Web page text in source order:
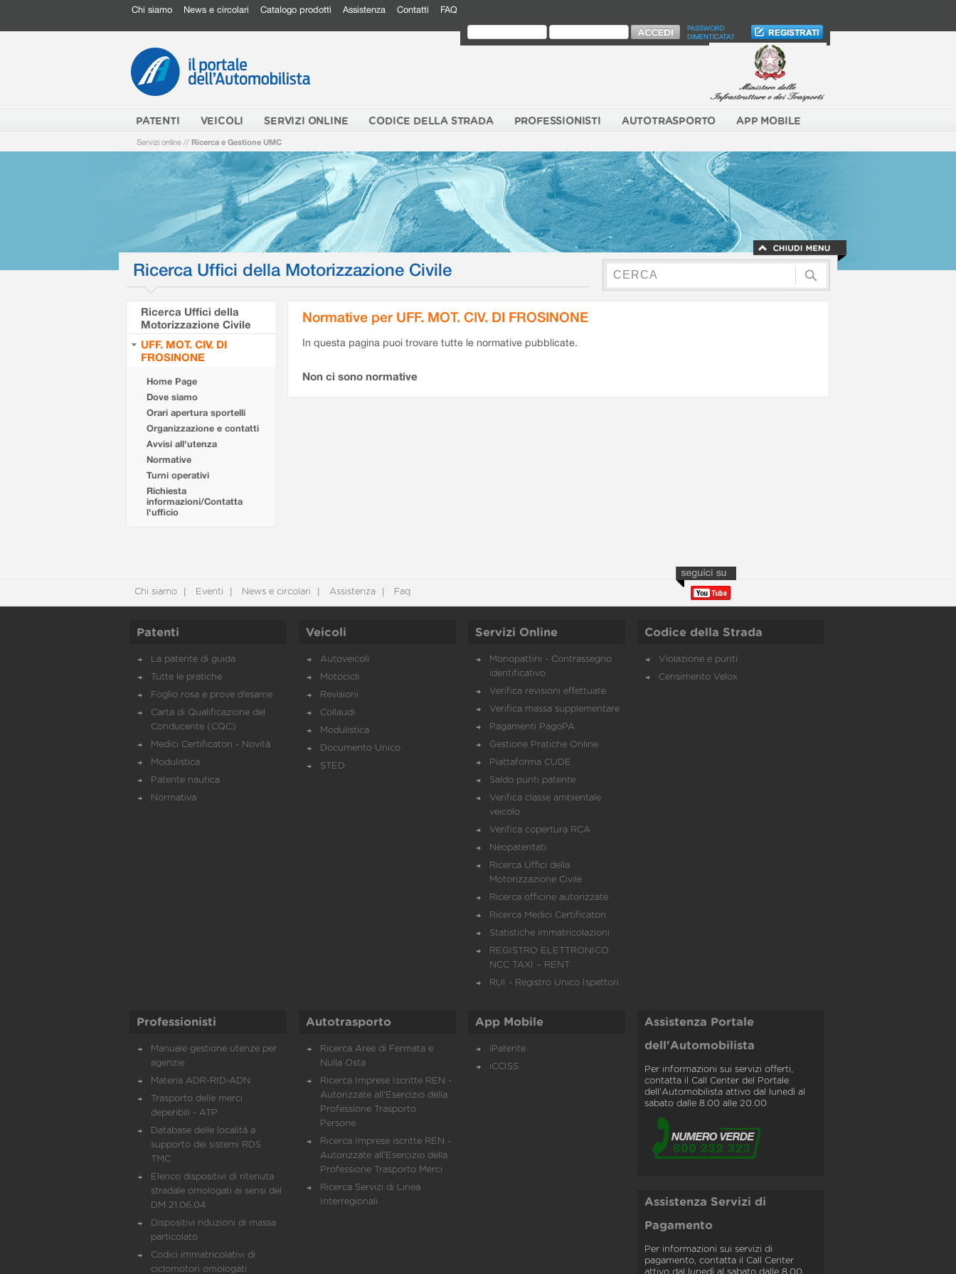
Chi siamo News e circolari Catalogo prodotti Assistenza Contatti FAQ
PASSWORD
DIMENTICATA?
PATENTI VEICOLI SERVIZI ONLINE CODICE DELLA STRADA PROFESSIONISTI AUTOTRASPORTO APP MOBILE
Servizi online // Ricerca e Gestione UMC
Ricerca Uffici della Motorizzazione Civile
Ricerca Uffici della
Motorizzazione Civile
UFF. MOT. CIV. DI
FROSINONE
Home Page
Dove siamo
Orari apertura sportelli
Organizzazione e contatti
Avvisi all'utenza
Normative
Turni operativi
Richiesta
informazioni/Contatta
l'ufficio
Normative per UFF. MOT. CIV. DI FROSINONE
In questa pagina puoi trovare tutte le normative pubblicate.
Non ci sono normative
Chi siamo Eventi News e circolari Assistenza Faq
Patenti
La patente di guida
Tutte le pratiche
Foglio rosa e prove d’esame
Carta di Qualificazione del
Conducente (CQC)
Medici Certificatori - Novità
Modulistica
Patente nautica
Normativa
Veicoli
Autoveicoli
Motocicli
Revisioni
Collaudi
Modulistica
Documento Unico
STED
Servizi Online
Monopattini - Contrassegno
identificativo
Verifica revisioni effettuate
Verifica massa supplementare
Pagamenti PagoPA
Gestione Pratiche Online
Piattaforma CUDE
Saldo punti patente
Verifica classe ambientale
veicolo
Verifica copertura RCA
Neopatentati
Ricerca Uffici della
Motorizzazione Civile
Ricerca officine autorizzate
Ricerca Medici Certificatori
Statistiche immatricolazioni
REGISTRO ELETTRONICO
NCC TAXI – RENT
RUI - Registro Unico Ispettori
Codice della Strada
Violazione e punti
Censimento Velox
Professionisti
Manuale gestione utenze per
agenzie
Materia ADR-RID-ADN
Trasporto delle merci
deperibili - ATP
Database delle località a
supporto dei sistemi RDS
TMC
Elenco dispositivi di ritenuta
stradale omologati ai sensi del
DM 21.06.04
Dispositivi riduzioni di massa
particolato
Codici immatricolativi di
ciclomotori omologati
Autotrasporto
Ricerca Aree di Fermata e
Nulla Osta
Ricerca Imprese Iscritte REN -
Autorizzate all'Esercizio della
Professione Trasporto
Persone
Ricerca Imprese iscritte REN -
Autorizzate all'Esercizio della
Professione Trasporto Merci
Ricerca Servizi di Linea
Interregionali
App Mobile
iPatente
iCCISS
Assistenza Portale
dell'Automobilista
Per informazioni sui servizi offerti,
contatta il Call Center del Portale
dell'Automobilista attivo dal lunedì al
sabato dalle 8.00 alle 20.00
Assistenza Servizi di
Pagamento
Per informazioni sui servizi di
pagamento, contatta il Call Center